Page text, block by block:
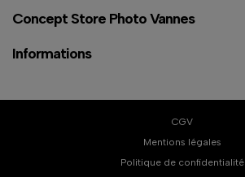
Concept Store Photo Vannes
Informations
CGV
Mentions légales
Politique de confidentialité